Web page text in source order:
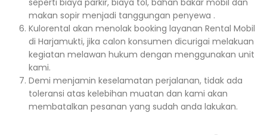
makan sopir menjadi tanggungan penyewa .
Kulorental akan menolak booking layanan Rental Mobil
di Harjamukti, jika calon konsumen dicurigai melakuan
kegiatan melawan hukum dengan menggunakan unit
kami.
Demi menjamin keselamatan perjalanan, tidak ada
toleransi atas kelebihan muatan dan kami akan
membatalkan pesanan yang sudah anda lakukan.